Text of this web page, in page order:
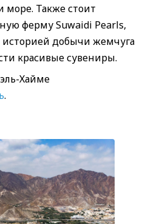
море. Также стоит
ферму Suwaidi Pearls,
историей добычи жемчуга
красивые сувениры.
Хайме
.